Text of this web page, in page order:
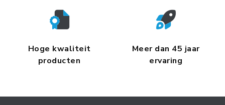
Hoge kwaliteit
producten
Meer dan 45 jaar
ervaring